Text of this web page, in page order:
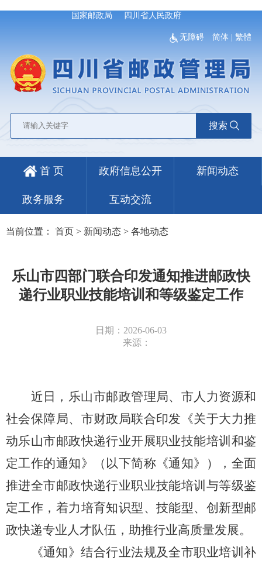
国家邮政局 四川省人民政府
无障碍 简体 |繁體
搜索
首 页 政府信息公开 新闻动态
政务服务 互动交流
当前位置： 首页 > 新闻动态 > 各地动态
乐山市四部门联合印发通知推进邮政快
递行业职业技能培训和等级鉴定工作
日期：2026-06-03
来源：
近日，乐山市邮政管理局、市人力资源和
社会保障局、市财政局联合印发《关于大力推
动乐山市邮政快递行业开展职业技能培训和鉴
定工作的通知》（以下简称《通知》），全面
推进全市邮政快递行业职业技能培训与等级鉴
定工作，着力培育知识型、技能型、创新型邮
政快递专业人才队伍，助推行业高质量发展。
《通知》结合行业法规及全市职业培训补